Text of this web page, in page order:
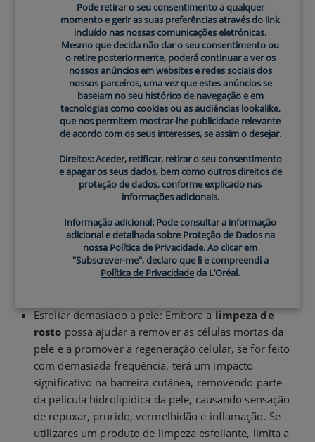
Não limpar o pescoço e o decote: Muitas pessoas
esquecem-se de limpar também o pescoço e o
decote, o que pode resultar numa acumulação de
sujidade e maquilhagem nestas áreas. Certifica-te de
incluir o pescoço e o decote na tuarotina de
limpeza facialpara os manter limpos e saudáveis.
Não enxaguar corretamente o rosto: É importante
enxaguar bem a pele do rosto após umalimpeza
produto de limpeza na pele. Os resíduos podem
obstruir os poros e causar problemas de pele.
Utilizar uma toalha molhada ou suja: Ao utilizar uma
limpeza, podes estar a transferir bactérias e sujidade
para a tua pele, o que pode causar a obstrução dos
poros e levar ao aparecimento de acne. É importante
utilizar uma toalha limpa e seca para secar o rosto
Esfoliar demasiado a pele: Embora alimpeza de
rosto possa ajudar a remover as células mortas da
pele e a promover a regeneração celular, se for feito
com demasiada frequência, terá um impacto
significativo na barreira cutânea, removendo parte
da película hidrolipídica da pele, causando sensação
de repuxar, prurido, vermelhidão e inflamação. Se
utilizares um produto de limpeza esfoliante, limita a
Pode retirar o seu consentimento a qualquer
momento e gerir as suas preferências através do link
incluído nas nossas comunicações eletrónicas.
Mesmo que decida não dar o seu consentimento ou
o retire posteriormente, poderá continuar a ver os
nossos anúncios em websites e redes sociais dos
nossos parceiros, uma vez que estes anúncios se
baseiam no seu histórico de navegação e em
tecnologias como cookies ou as audiéncias lookalike,
que nos permitem mostrar-lhe publicidade relevante
de acordo com os seus interesses, se assim o desejar.
Direitos: Aceder, retificar, retirar o seu consentimento
e apagar os seus dados, bem como outros direitos de
proteção de dados, conforme explicado nas
informações adicionais.
Informação adicional: Pode consultar a informação
adicional e detalhada sobre Proteção de Dados na
nossa Política de Privacidade. Ao clicar em
"Subscrever-me", declaro que li e compreendi a
Política de Privacidadeda L’Oréal.